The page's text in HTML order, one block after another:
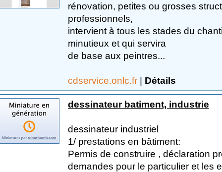
rénovation, petites ou grosses
professionnels,
intervient à tous les stades du
minutieux et qui servira
de base aux peintres...
cdservice.onlc.fr | Détails
dessinateur batiment, industrie
dessinateur industriel
1/ prestations en bâtiment:
Permis de construire , déclaration
demandes pour le particulier et les